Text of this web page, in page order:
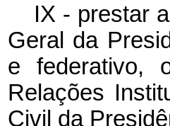
IX - prestar
Geral da
e federativo,
Relações
Civil da